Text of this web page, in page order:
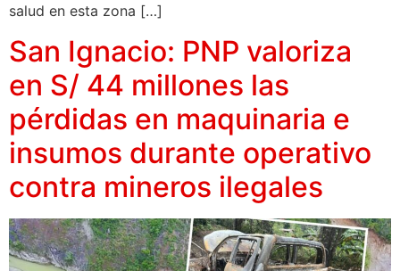
salud en esta zona […]
San Ignacio: PNP valoriza
en S/ 44 millones las
pérdidas en maquinaria e
insumos durante operativo
contra mineros ilegales